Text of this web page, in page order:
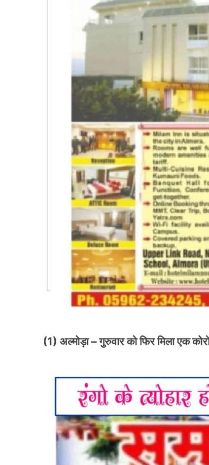
(1) अल्मोड़ा – गुरुवार को फिर मिला एक